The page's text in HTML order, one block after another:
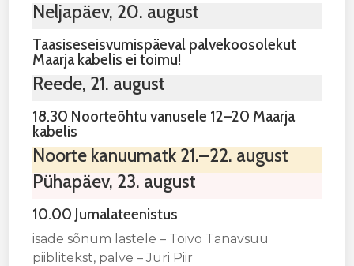
Neljapäev, 20. august
Taasiseseisvumispäeval palvekoosolekut
Maarja kabelis ei toimu!
Reede, 21. august
18.30 Noorteõhtu vanusele 12–20 Maarja
kabelis
Noorte kanuumatk 21.–22. august
Pühapäev, 23. august
10.00 Jumalateenistus
isade sõnum lastele – Toivo Tänavsuu
piiblitekst, palve – Jüri Piir